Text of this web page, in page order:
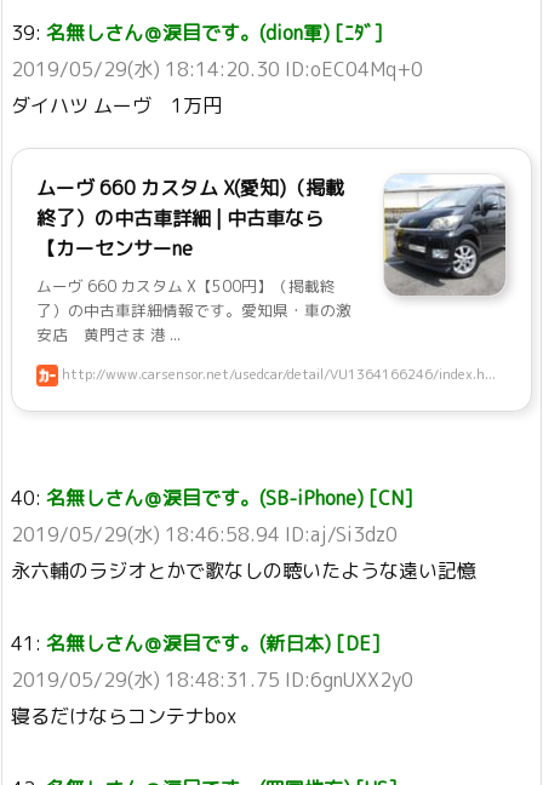
39: 名無しさん＠涙目です。(dion軍) [ﾆﾀﾞ]
2019/05/29(水) 18:14:20.30 ID:oEC04Mq+0
ダイハツ ムーヴ 1万円
ムーヴ 660 カスタム X(愛知)（掲載
終了）の中古車詳細 | 中古車なら
【カーセンサーne
ムーヴ 660 カスタム X【500円】（掲載終
了）の中古車詳細情報です。愛知県・車の激
安店 黄門さま 港 ...
http://www.carsensor.net/usedcar/detail/VU1364166246/index.h...
40: 名無しさん＠涙目です。(SB-iPhone) [CN]
2019/05/29(水) 18:46:58.94 ID:aj/Si3dz0
永六輔のラジオとかで歌なしの聴いたような遠い記憶
41: 名無しさん＠涙目です。(新日本) [DE]
2019/05/29(水) 18:48:31.75 ID:6gnUXX2y0
寝るだけならコンテナbox